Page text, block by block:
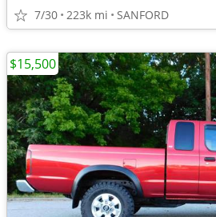
7/30 223k mi SANFORD
$15,500